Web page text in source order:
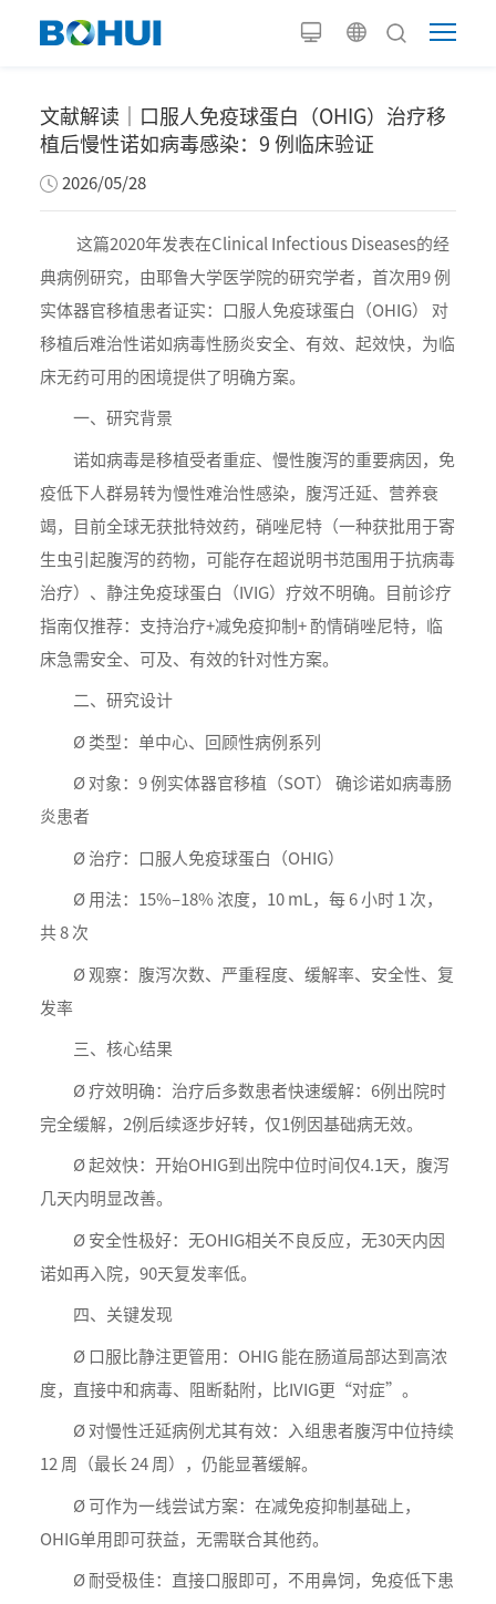
文献解读｜口服人免疫球蛋白（OHIG）治疗移
植后慢性诺如病毒感染：9 例临床验证
2026/05/28
这篇2020年发表在Clinical Infectious Diseases的经
典病例研究，由耶鲁大学医学院的研究学者，首次用9 例
实体器官移植患者证实：口服人免疫球蛋白（OHIG） 对
移植后难治性诺如病毒性肠炎安全、有效、起效快，为临
床无药可用的困境提供了明确方案。
一、研究背景
诺如病毒是移植受者重症、慢性腹泻的重要病因，免
疫低下人群易转为慢性难治性感染，腹泻迁延、营养衰
竭，目前全球无获批特效药，硝唑尼特（一种获批用于寄
生虫引起腹泻的药物，可能存在超说明书范围用于抗病毒
治疗）、静注免疫球蛋白（IVIG）疗效不明确。目前诊疗
指南仅推荐：支持治疗+减免疫抑制+ 酌情硝唑尼特，临
床急需安全、可及、有效的针对性方案。
二、研究设计
Ø 类型：单中心、回顾性病例系列
Ø 对象：9 例实体器官移植（SOT） 确诊诺如病毒肠
炎患者
Ø 治疗：口服人免疫球蛋白（OHIG）
Ø 用法：15%–18% 浓度，10 mL，每 6 小时 1 次，
共 8 次
Ø 观察：腹泻次数、严重程度、缓解率、安全性、复
发率
三、核心结果
Ø 疗效明确：治疗后多数患者快速缓解：6例出院时
完全缓解，2例后续逐步好转，仅1例因基础病无效。
Ø 起效快：开始OHIG到出院中位时间仅4.1天，腹泻
几天内明显改善。
Ø 安全性极好：无OHIG相关不良反应，无30天内因
诺如再入院，90天复发率低。
四、关键发现
Ø 口服比静注更管用：OHIG 能在肠道局部达到高浓
度，直接中和病毒、阻断黏附，比IVIG更“对症”。
Ø 对慢性迁延病例尤其有效：入组患者腹泻中位持续
12 周（最长 24 周），仍能显著缓解。
Ø 可作为一线尝试方案：在减免疫抑制基础上，
OHIG单用即可获益，无需联合其他药。
Ø 耐受极佳：直接口服即可，不用鼻饲，免疫低下患